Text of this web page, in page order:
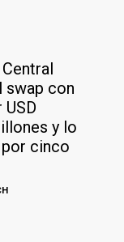
swap con
USD
y lo
cinco